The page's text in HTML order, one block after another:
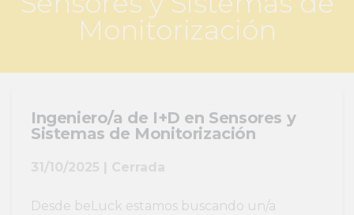
Monitorización
Ingeniero/a de I+D en Sensores y
Sistemas de Monitorización
31/10/2025 | Cerrada
Desde beLuck estamos buscando un/a